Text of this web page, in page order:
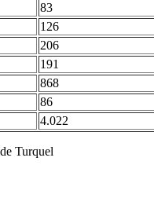
83
126
206
191
868
86
4.022
Turquel